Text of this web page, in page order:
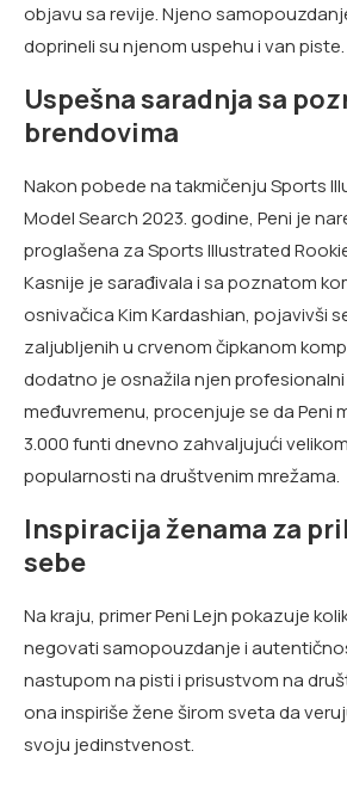
objavu sa revije. Njeno
doprineli su njenom uspehu i van piste.
Uspešna saradnja sa
brendovima
Nakon pobede na takmičenju Sports
Model Search 2023. godine, Peni je
proglašena za Sports Illustrated
Kasnije je sarađivala i sa poznatom
osnivačica Kim Kardashian, pojavivši
zaljubljenih u crvenom čipkanom
dodatno je osnažila njen profesionalni
međuvremenu, procenjuje se da Peni
3.000 funti dnevno zahvaljujući
popularnosti na društvenim mrežama.
Inspiracija ženama za
sebe
Na kraju, primer Peni Lejn pokazuje
negovati samopouzdanje i
nastupom na pisti i prisustvom na
ona inspiriše žene širom sveta da
svoju jedinstvenost.